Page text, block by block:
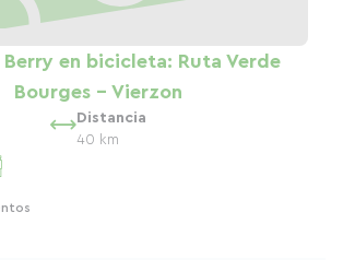
Berry en bicicleta: Ruta Verde
Bourges - Vierzon
Distancia
40 km